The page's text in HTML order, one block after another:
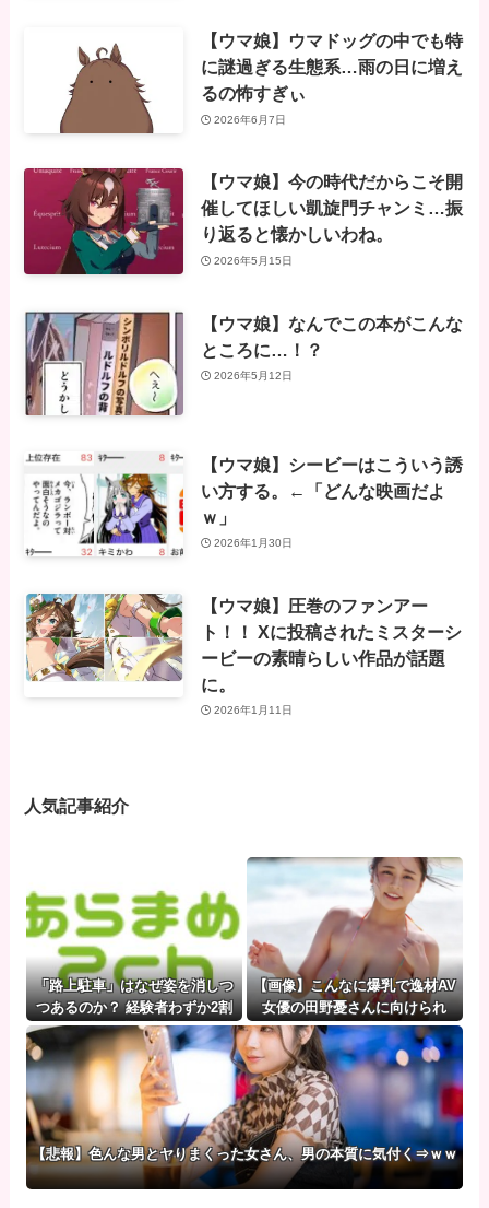
【ウマ娘】ウマドッグの中でも特
に謎過ぎる生態系…雨の日に増え
るの怖すぎぃ
2026年6月7日
【ウマ娘】今の時代だからこそ開
催してほしい凱旋門チャンミ…振
り返ると懐かしいわね。
2026年5月15日
【ウマ娘】なんでこの本がこんな
ところに…！？
2026年5月12日
【ウマ娘】シービーはこういう誘
い方する。←「どんな映画だよ
ｗ」
2026年1月30日
【ウマ娘】圧巻のファンアー
ト！！ Xに投稿されたミスターシ
ービーの素晴らしい作品が話題
に。
2026年1月11日
人気記事紹介
「路上駐車」はなぜ姿を消しつ
つあるのか？ 経験者わずか2割
という衝撃!「昔は普通だった光
景」が変わり始めた理由とは
[七波羅探題★]
【画像】こんなに爆乳で逸材AV
女優の田野憂さんに向けられ
た、心無い人達が許せな
い・・・・・・
【悲報】色んな男とヤりまくった女さん、男の本質に気付く⇒ｗｗ